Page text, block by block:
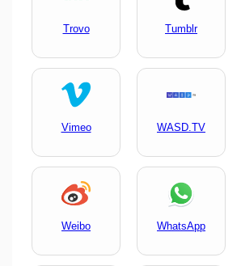
Trovo Tumblr
Vimeo WASD.TV
Weibo WhatsApp